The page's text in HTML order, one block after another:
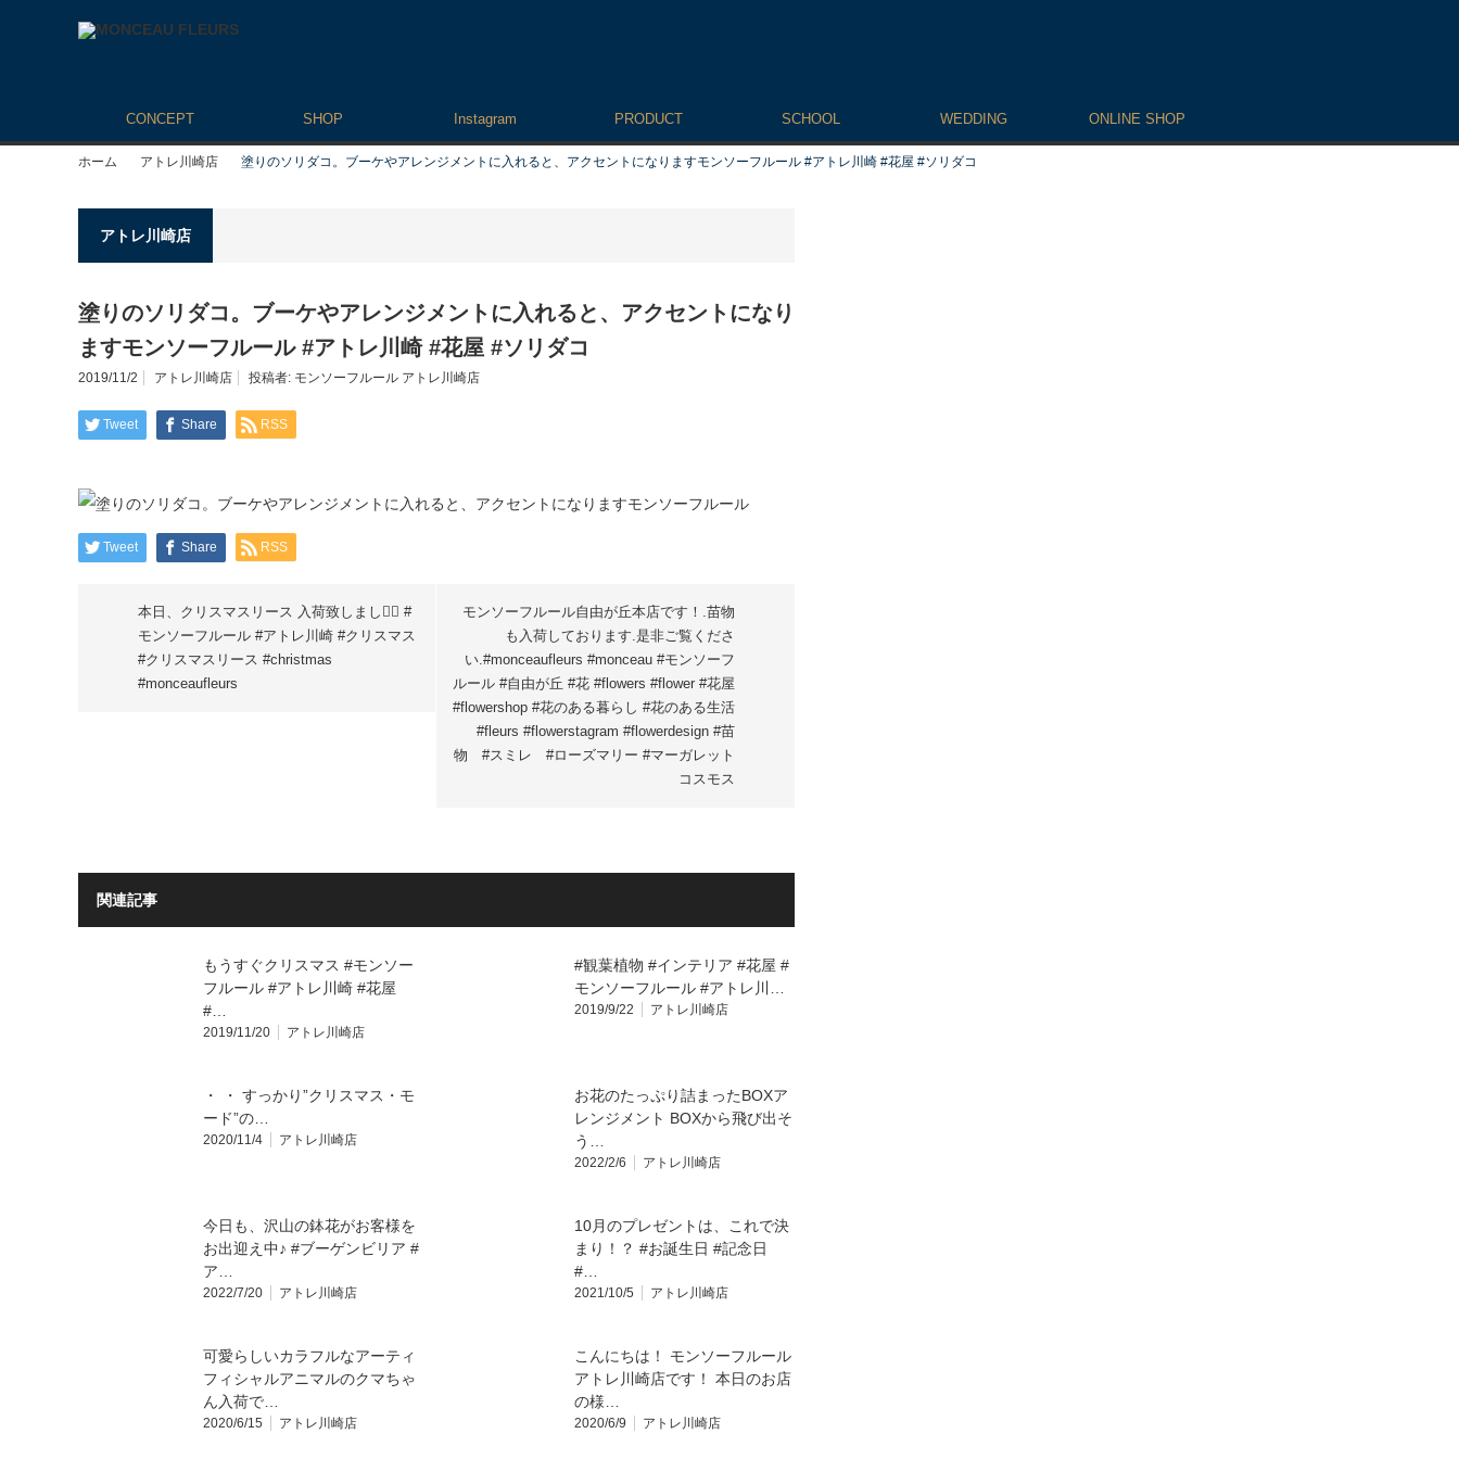
CONCEPT SHOP Instagram PRODUCT SCHOOL WEDDING ONLINE SHOP
ホーム アトレ川崎店 塗りのソリダコ。ブーケやアレンジメントに入れると、アクセントになります️モンソーフルール #アトレ川崎 #花屋 #ソリダコ
アトレ川崎店
塗りのソリダコ。ブーケやアレンジメントに入れると、アクセントになり
ます️モンソーフルール #アトレ川崎 #花屋 #ソリダコ
2019/11/2 アトレ川崎店 投稿者: モンソーフルール アトレ川崎店
Tweet Share RSS
Tweet Share RSS
本日、クリスマスリース 入荷致しました🏻 #
モンソーフルール #アトレ川崎 #クリスマス
#クリスマスリース #christmas
#monceaufleurs
モンソーフルール自由が丘本店です！.苗物
も入荷しております.是非ご覧くださ
い.#monceaufleurs #monceau #モンソーフ
ルール #自由が丘 #花 #flowers #flower #花屋
#flowershop #花のある暮らし #花のある生活
#fleurs #flowerstagram #flowerdesign #苗
物 #スミレ #ローズマリー #マーガレット
コスモス
関連記事
もうすぐクリスマス #モンソー
フルール #アトレ川崎 #花屋
#…
2019/11/20 アトレ川崎店
#観葉植物 #インテリア #花屋 #
モンソーフルール #アトレ川…
2019/9/22 アトレ川崎店
・ ・ すっかり”クリスマス・モ
ード”の…
2020/11/4 アトレ川崎店
お花のたっぷり詰まったBOXア
レンジメント BOXから飛び出そ
う…
2022/2/6 アトレ川崎店
今日も、沢山の鉢花がお客様を
お出迎え中♪ #ブーゲンビリア #
ア…
2022/7/20 アトレ川崎店
10月のプレゼントは、これで決
まり！？ #お誕生日 #記念日
#…
2021/10/5 アトレ川崎店
可愛らしいカラフルなアーティ
フィシャルアニマルのクマちゃ
ん入荷で…
2020/6/15 アトレ川崎店
こんにちは！ モンソーフルール
アトレ川崎店です！ 本日のお店
の様…
2020/6/9 アトレ川崎店